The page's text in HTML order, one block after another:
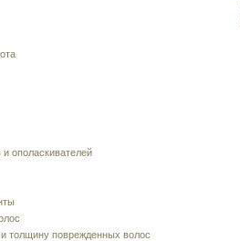
ополаскивателей
толщину поврежденных волос